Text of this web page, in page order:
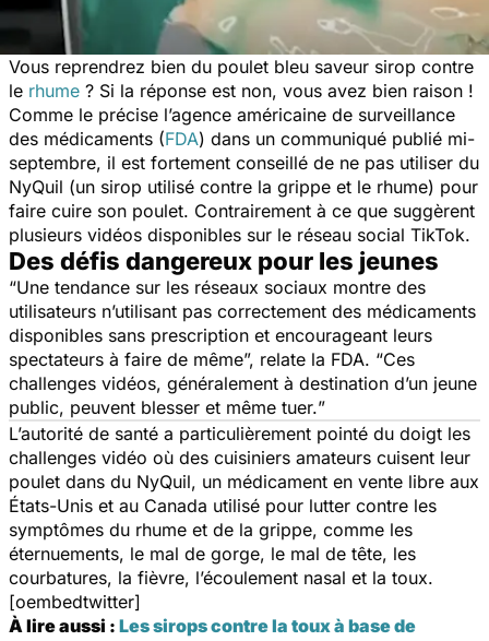
Vous reprendrez bien du poulet bleu saveur sirop contre
le rhume ? Si la réponse est non, vous avez bien raison !
Comme le précise l’agence américaine de surveillance
des médicaments (FDA) dans un communiqué publié mi-
septembre, il est fortement conseillé de ne pas utiliser du
NyQuil (un sirop utilisé contre la grippe et le rhume) pour
faire cuire son poulet. Contrairement à ce que suggèrent
plusieurs vidéos disponibles sur le réseau social TikTok.
Des défis dangereux pour les jeunes
“Une tendance sur les réseaux sociaux montre des
utilisateurs n’utilisant pas correctement des médicaments
disponibles sans prescription et encourageant leurs
spectateurs à faire de même”, relate la FDA. “Ces
challenges vidéos, généralement à destination d’un jeune
public, peuvent blesser et même tuer.”
L’autorité de santé a particulièrement pointé du doigt les
challenges vidéo où des cuisiniers amateurs cuisent leur
poulet dans du NyQuil, un médicament en vente libre aux
États-Unis et au Canada utilisé pour lutter contre les
symptômes du rhume et de la grippe, comme les
éternuements, le mal de gorge, le mal de tête, les
courbatures, la fièvre, l’écoulement nasal et la toux.
[oembedtwitter]
À lire aussi : Les sirops contre la toux à base de